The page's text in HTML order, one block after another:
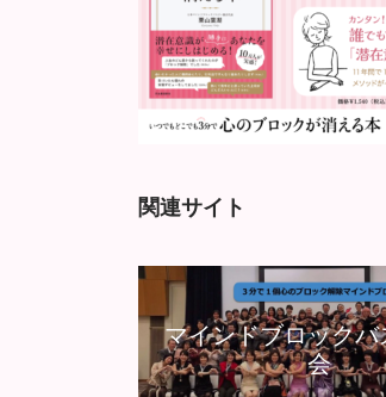
関連サイト
マインドブロック
会